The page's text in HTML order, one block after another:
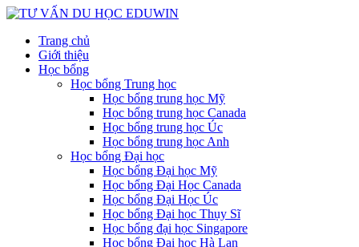
Trang chủ
Giới thiệu
Học bổng
Học bổng Trung học
Học bổng trung học Mỹ
Học bổng trung học Canada
Học bổng trung học Úc
Học bổng trung học Anh
Học bổng Đại học
Học bổng Đại học Mỹ
Học bổng Đại Học Canada
Học bổng Đại Học Úc
Học bổng Đại học Thụy Sĩ
Học bổng đại học Singapore
Học bổng Đại học Hà Lan